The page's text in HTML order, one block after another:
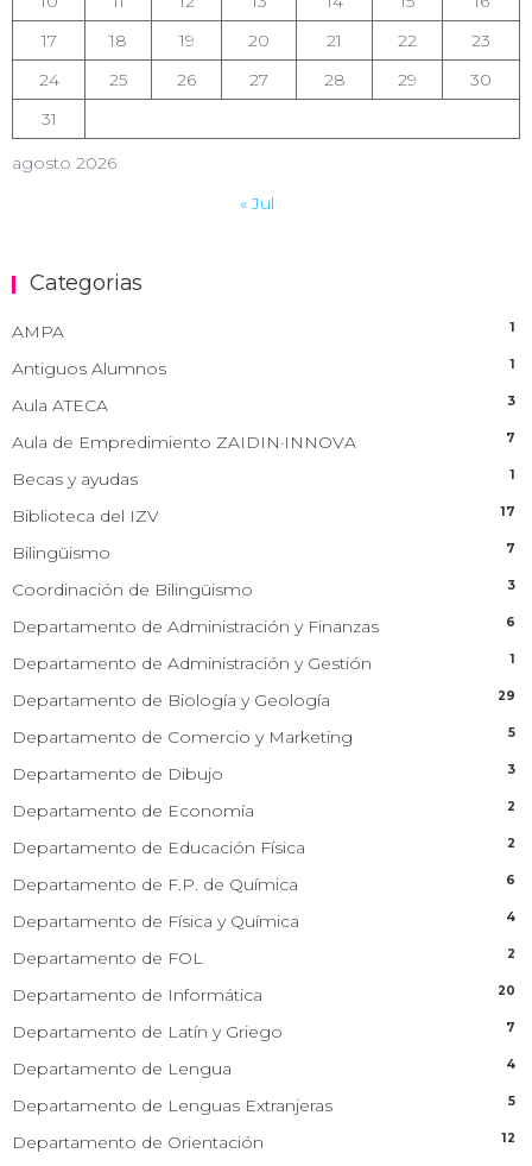
agosto 2026
17
18 19 20 21 22
23
24
25 26 27 28 29
30
31
« Jul
Categorias
AMPA 1
Antiguos Alumnos 1
Aula ATECA 3
Aula de Empredimiento ZAIDIN·INNOVA 7
Becas y ayudas 1
Biblioteca del IZV 17
Bilingüismo 7
Coordinación de Bilingüismo 3
Departamento de Administración y Finanzas 6
Departamento de Administración y Gestión 1
Departamento de Biología y Geología 29
Departamento de Comercio y Marketing 5
Departamento de Dibujo 3
Departamento de Economía 2
Departamento de Educación Física 2
Departamento de F.P. de Química 6
Departamento de Física y Química 4
Departamento de FOL 2
Departamento de Informática 20
Departamento de Latín y Griego 7
Departamento de Lengua 4
Departamento de Lenguas Extranjeras 5
Departamento de Orientación 12